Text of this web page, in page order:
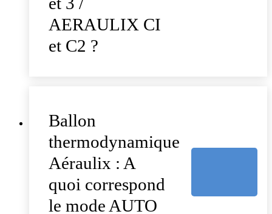
AERAULIX CI
et C2 ?
Ballon
thermodynamique
Aéraulix : A
quoi correspond
le mode AUTO